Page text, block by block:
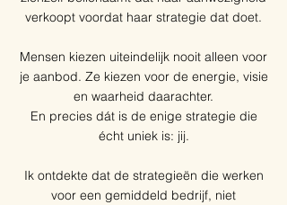
verkoopt voordat haar strategie dat doet.
Mensen kiezen uiteindelijk nooit alleen voor
je aanbod. Ze kiezen voor de energie, visie
en waarheid daarachter.
En precies dát is de enige strategie die
écht uniek is: jij.
Ik ontdekte dat de strategieën die werken
voor een gemiddeld bedrijf, niet